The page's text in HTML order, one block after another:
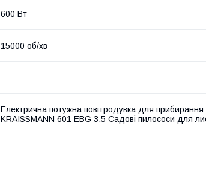
600 Вт
15000 об/хв
Електрична потужна повітродувка для прибирання
KRAISSMANN 601 EBG 3.5 Садові пилососи для